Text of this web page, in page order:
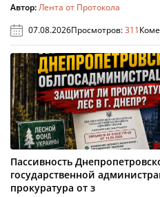
Автор:Лента от Протокола
07.08.2026Просмотров:311
Пассивность
государственной
прокуратура от з